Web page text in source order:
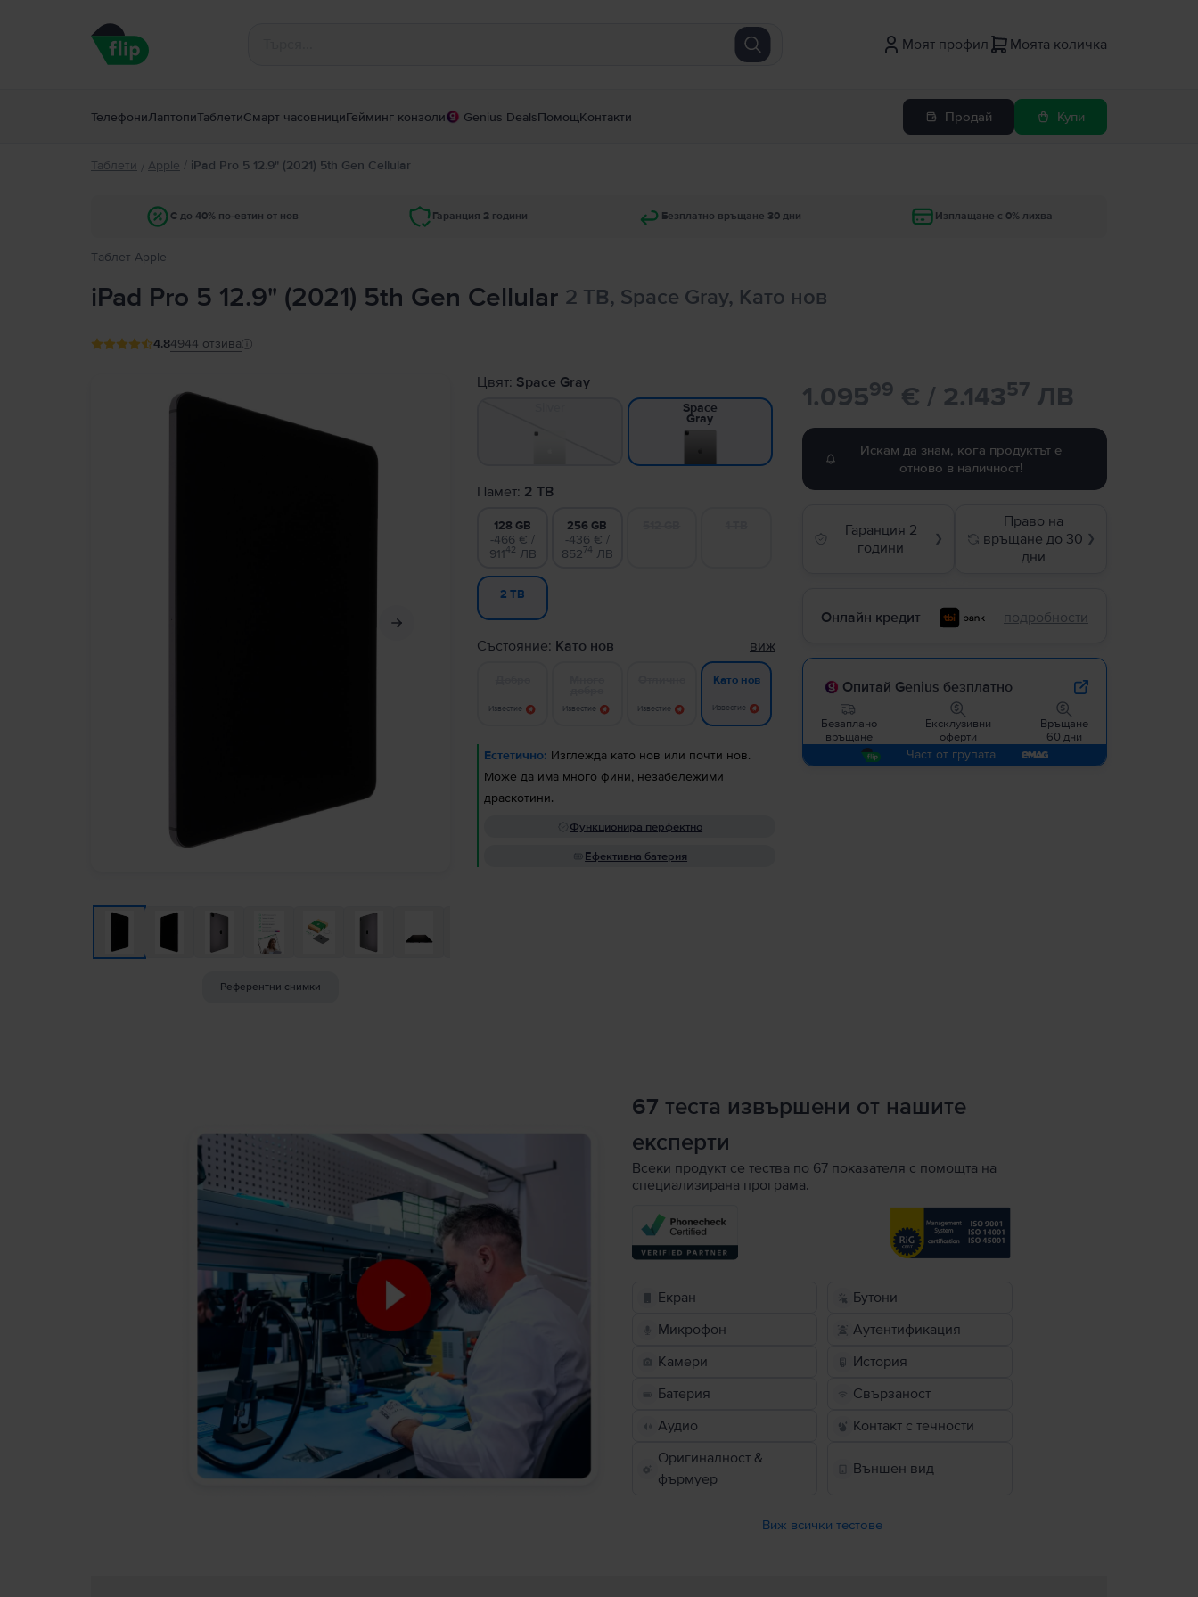
Моят профил Моята количка
ТелефониЛаптопиТаблетиСмарт часовнициГейминг конзоли Genius DealsПомощКонтакти Продай Купи
Таблети / Apple / iPad Pro 5 12.9" (2021) 5th Gen Cellular
С до 40% по-евтин от нов Гаранция 2 години Безплатно връщане 30 дни Изплащане с 0% лихва
Tаблет Apple
iPad Pro 5 12.9" (2021) 5th Gen Cellular 2 TB, Space Gray, Като нов
4.84944 отзива
Референтни снимки
Цвят: Space Gray
Space
Gray
Памет: 2 TB
128 GB
-466 € /
91142 ЛВ
256 GB
-436 € /
85274 ЛВ
2 TB
Състояние: Като нов виж
Известие Известие Известие
Като нов
Известие
Естетично: Изглежда като нов или почти нов.
Може да има много фини, незабележими
драскотини.
Функционира перфектно
Ефективна батерия
1.09599 € / 2.14357 ЛВ
Искам да знам, кога продуктът е
отново в наличност!
Гаранция 2
години
❯
Право на
връщане до 30
дни
❯
Онлайн кредит подробности
Опитай Genius безплатно
Безаплано
връщане
Ексклузивни
оферти
Връщане
60 дни
Част от групата
67 теста извършени от нашите
експерти
Всеки продукт се тества по 67 показателя с помощта на
специализирана програма.
Екран
Бутони
Микрофон
Аутентификация
Камери
История
Батерия
Свързаност
Аудио
Контакт с течности
Оригиналност &
фърмуер
Външен вид
Виж всички тестове